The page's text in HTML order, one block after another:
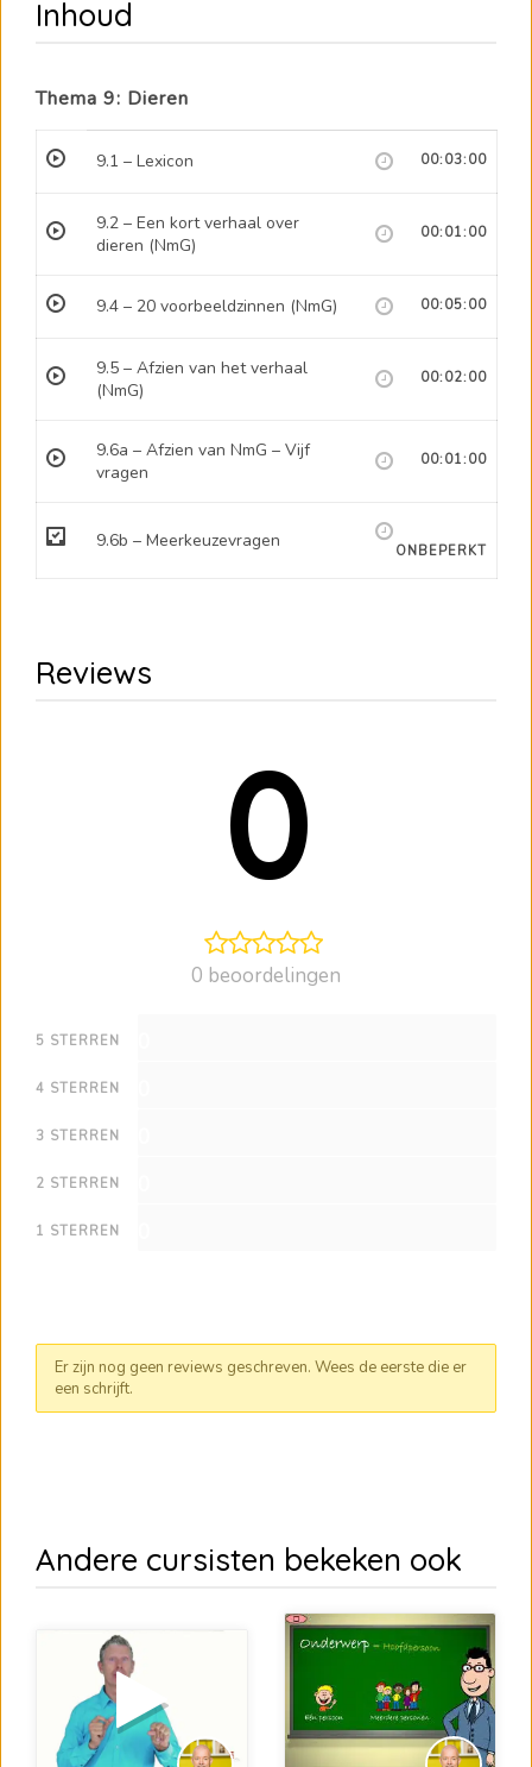
Inhoud
Thema 9: Dieren
9.1 – Lexicon 00:03:00
9.2 – Een kort verhaal over
dieren (NmG)
00:01:00
9.4 – 20 voorbeeldzinnen (NmG) 00:05:00
9.5 – Afzien van het verhaal
(NmG)
00:02:00
9.6a – Afzien van NmG – Vijf
vragen
00:01:00
9.6b – Meerkeuzevragen ONBEPERKT
Reviews
0
0 beoordelingen
5 STERREN
4 STERREN
3 STERREN
2 STERREN
1 STERREN
Er zijn nog geen reviews geschreven. Wees de eerste die er
een schrijft.
Andere cursisten bekeken ook